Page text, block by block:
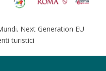
Next Generation EU
turistici